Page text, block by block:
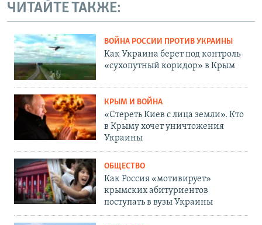
ЧИТАЙТЕ ТАКЖЕ:
ВОЙНА РОССИИ ПРОТИВ УКРАИНЫ
Как Украина берет под контроль
«сухопутный коридор» в Крым
КРЫМ И ВОЙНА
«Стереть Киев с лица земли». Кто
в Крыму хочет уничтожения
Украины
ОБЩЕСТВО
Как Россия «мотивирует»
крымских абитуриентов
поступать в вузы Украины